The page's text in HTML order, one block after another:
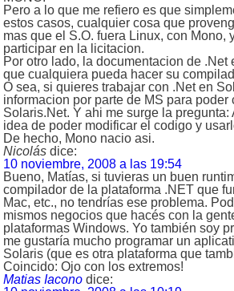
Pero a lo que me refiero es que
estos casos, cualquier cosa que
mas que el S.O. fuera Linux, con Mono,
participar en la licitacion.
Por otro lado, la documentacion de .Net
que cualquiera pueda hacer su
O sea, si quieres trabajar con .Net en
informacion por parte de MS para poder
Solaris.Net. Y ahi me surge la pregunta:
idea de poder modificar el codigo y
De hecho, Mono nacio asi.
Nicolás dice:
10 noviembre, 2008 a las 19:54
Bueno, Matías, si tuvieras un buen
compilador de la plataforma .NET que
Mac, etc., no tendrías ese problema.
mismos negocios que hacés con la
plataformas Windows. Yo también soy
me gustaría mucho programar un
Solaris (que es otra plataforma que
Coincido: Ojo con los extremos!
Matias Iacono dice: